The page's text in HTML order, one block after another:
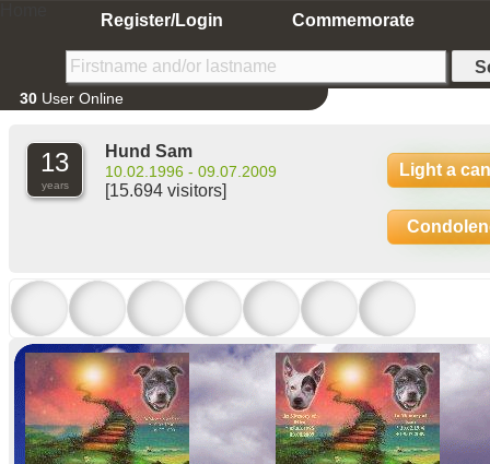
Register/Login Commemorate
30 User Online
13
years
Hund Sam
10.02.1996 - 09.07.2009
[15.694 visitors]
Light a